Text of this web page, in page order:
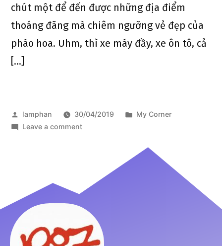
chút một để đến được những địa điểm
thoáng đãng mà chiêm ngưỡng vẻ đẹp của
pháo hoa. Uhm, thì xe máy đầy, xe ôn tô, cả
[…]
lamphan 30/04/2019
My Corner
Leave a comment